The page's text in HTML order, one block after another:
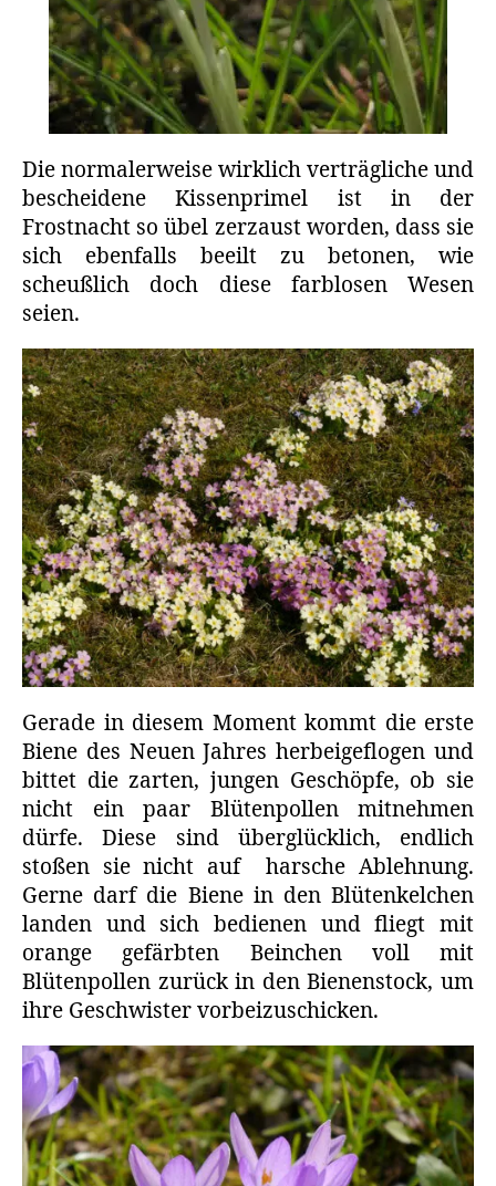
Die normalerweise wirklich verträgliche und
bescheidene Kissenprimel ist in der
Frostnacht so übel zerzaust worden, dass sie
sich ebenfalls beeilt zu betonen, wie
scheußlich doch diese farblosen Wesen
seien.
Gerade in diesem Moment kommt die erste
Biene des Neuen Jahres herbeigeflogen und
bittet die zarten, jungen Geschöpfe, ob sie
nicht ein paar Blütenpollen mitnehmen
dürfe. Diese sind überglücklich, endlich
stoßen sie nicht auf harsche Ablehnung.
Gerne darf die Biene in den Blütenkelchen
landen und sich bedienen und fliegt mit
orange gefärbten Beinchen voll mit
Blütenpollen zurück in den Bienenstock, um
ihre Geschwister vorbeizuschicken.